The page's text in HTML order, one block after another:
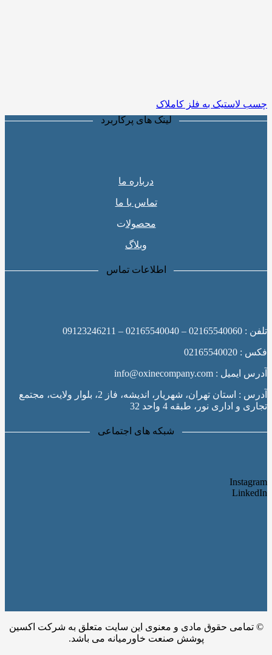
چسب لاستیک به فلز کاملاک
لینک های پرکاربرد
درباره ما
تماس با ما
محصولات
وبلاگ
اطلاعات تماس
تلفن : 02165540060 – 02165540040 – 09123246211
فکس : 02165540020
آدرس ایمیل : info@oxinecompany.com
آدرس : استان تهران، شهریار، اندیشه، فاز 2، بلوار ولایت، مجتمع
تجاری و اداری نور، طبقه 4 واحد 32
شبکه های اجتماعی
Instagram
LinkedIn
© تمامی حقوق مادی و معنوی این سایت متعلق به شرکت اکسین
پوشش صنعت خاورمیانه می باشد.